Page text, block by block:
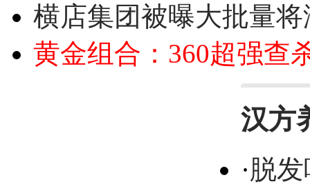
横店集团被曝大批量
黄金组合：360超强查
汉方
·脱